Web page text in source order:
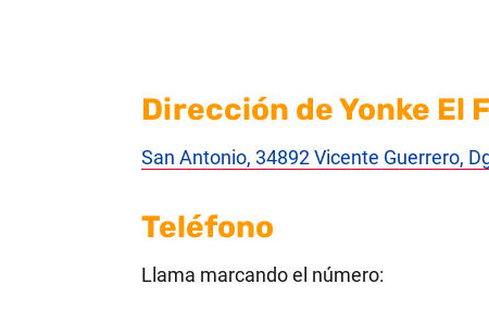
Dirección de Yonke El
San Antonio, 34892 Vicente Guerrero,
Teléfono
Llama marcando el número: